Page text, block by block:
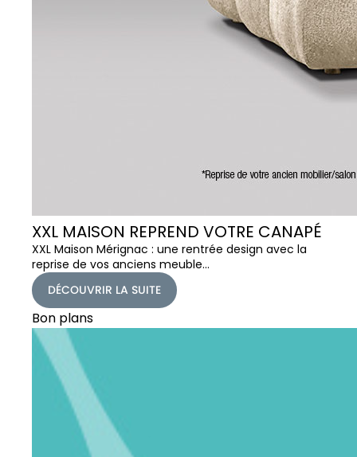
XXL MAISON REPREND VOTRE CANAPÉ
XXL Maison Mérignac : une rentrée design avec la
reprise de vos anciens meuble…
DÉCOUVRIR LA SUITE
Bon plans